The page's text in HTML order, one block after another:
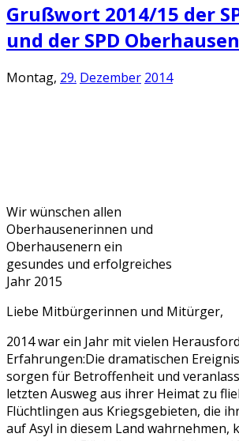
Grußwort 2014/15 der
und der SPD Oberhausen
Montag, 29. Dezember 2014
Wir wünschen allen
Oberhausenerinnen und
Oberhausenern ein
gesundes und erfolgreiches
Jahr 2015
Liebe Mitbürgerinnen und Mitürger,
2014 war ein Jahr mit vielen
Erfahrungen:Die dramatischen
sorgen für Betroffenheit und
letzten Ausweg aus ihrer Heimat zu
Flüchtlingen aus Kriegsgebieten, die
auf Asyl in diesem Land wahrnehmen,